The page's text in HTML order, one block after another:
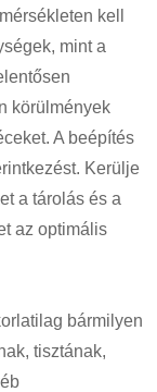
kell
mint a
körülmények
A beépítés
Kerülje
a tárolás és a
az optimális
bármilyen
tisztának,